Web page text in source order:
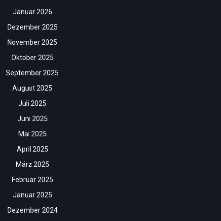
Januar 2026
Dezember 2025
November 2025
Oktober 2025
September 2025
August 2025
Juli 2025
Juni 2025
Mai 2025
April 2025
März 2025
Februar 2025
Januar 2025
Dezember 2024